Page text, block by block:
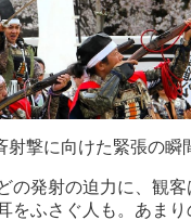
射撃に向けた緊張の瞬
の発射の迫力に、観
をふさぐ人も。あま